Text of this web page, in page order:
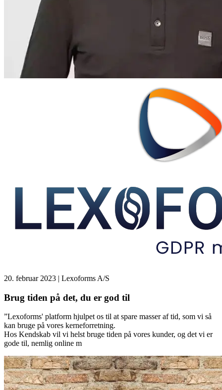
20. februar 2023 | Lexoforms A/S
Brug tiden på det, du er god til
”Lexoforms' platform hjulpet os til at spare masser af tid, som vi så
kan bruge på vores kerneforretning.
Hos Kendskab vil vi helst bruge tiden på vores kunder, og det vi er
gode til, nemlig online m